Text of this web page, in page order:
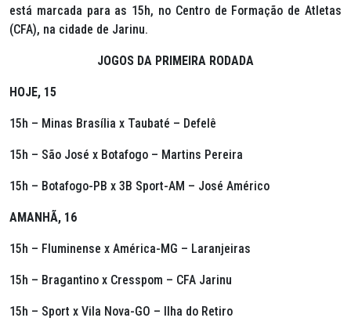
está marcada para as 15h, no Centro de Formação de Atletas
(CFA), na cidade de Jarinu.
JOGOS DA PRIMEIRA RODADA
HOJE, 15
15h – Minas Brasília x Taubaté – Defelê
15h – São José x Botafogo – Martins Pereira
15h – Botafogo-PB x 3B Sport-AM – José Américo
AMANHÃ, 16
15h – Fluminense x América-MG – Laranjeiras
15h – Bragantino x Cresspom – CFA Jarinu
15h – Sport x Vila Nova-GO – Ilha do Retiro